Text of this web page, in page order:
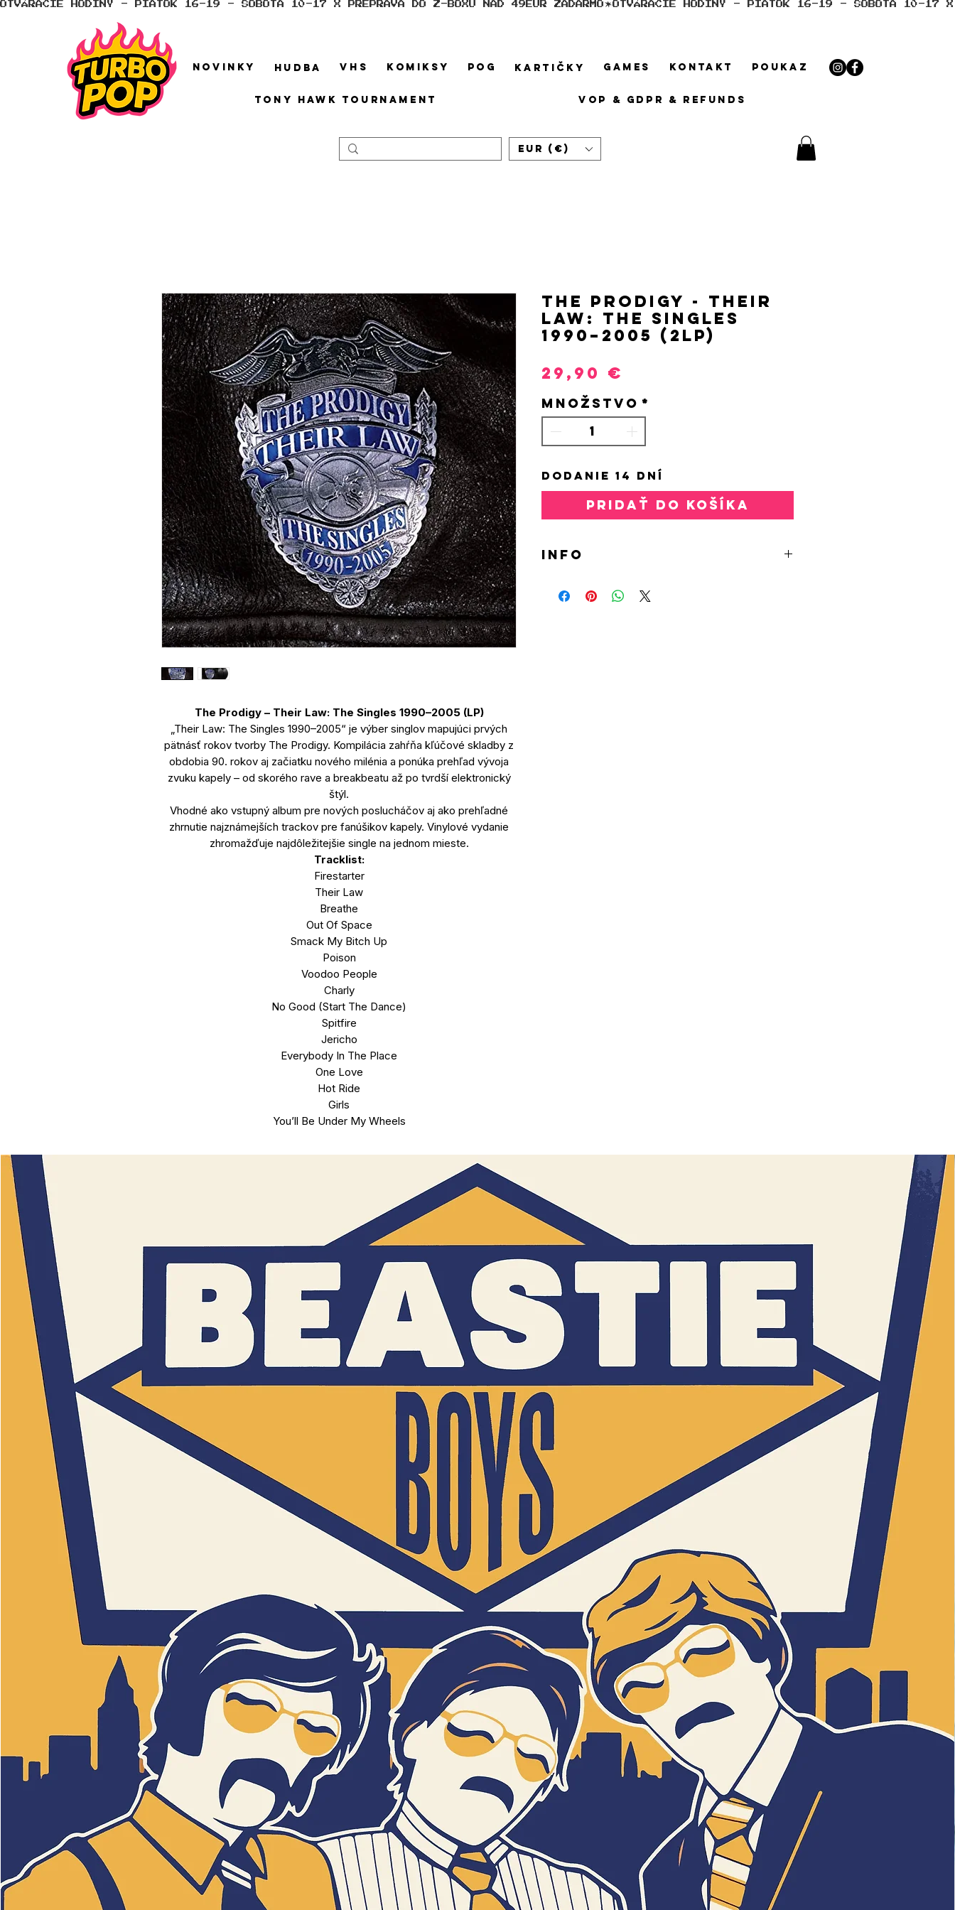
OTVÁRACIE HODINY - PIATOK 16-19 - SOBOTA 10-17 X PREPRAVA DO Z-BOXU NAD 49EUR ZADARMO
NOVINKY HUDBA VHS KOMIKSY POG KARTIČKY GAMES KONTAKT POUKAZ
TONY HAWK TOURNAMENT VOP & GDPR & REFUNDS
EUR (€)
The Prodigy – Their Law: The Singles 1990–2005 (LP)
„Their Law: The Singles 1990–2005“ je výber singlov mapujúci prvých
pätnásť rokov tvorby The Prodigy. Kompilácia zahŕňa kľúčové skladby z
obdobia 90. rokov aj začiatku nového milénia a ponúka prehľad vývoja
zvuku kapely – od skorého rave a breakbeatu až po tvrdší elektronický
štýl.
Vhodné ako vstupný album pre nových poslucháčov aj ako prehľadné
zhrnutie najznámejších trackov pre fanúšikov kapely. Vinylové vydanie
zhromažďuje najdôležitejšie single na jednom mieste.
Tracklist:
Firestarter
Their Law
Breathe
Out Of Space
Smack My Bitch Up
Poison
Voodoo People
Charly
No Good (Start The Dance)
Spitfire
Jericho
Everybody In The Place
One Love
Hot Ride
Girls
You’ll Be Under My Wheels
The Prodigy - Their
Law: The Singles
1990–2005 (2LP)
29,90 €
Množstvo *
DODANIE 14 DNÍ
PRIDAŤ DO KOŠÍKA
INFO